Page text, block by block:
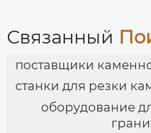
Связанный
поставщики
станки для резки
оборудование